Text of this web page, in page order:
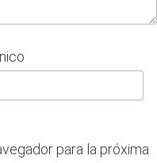
para la próxima